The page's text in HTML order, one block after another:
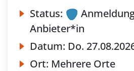
Status:
Anbieter*in
Datum: Do.
Ort: Mehrere Orte